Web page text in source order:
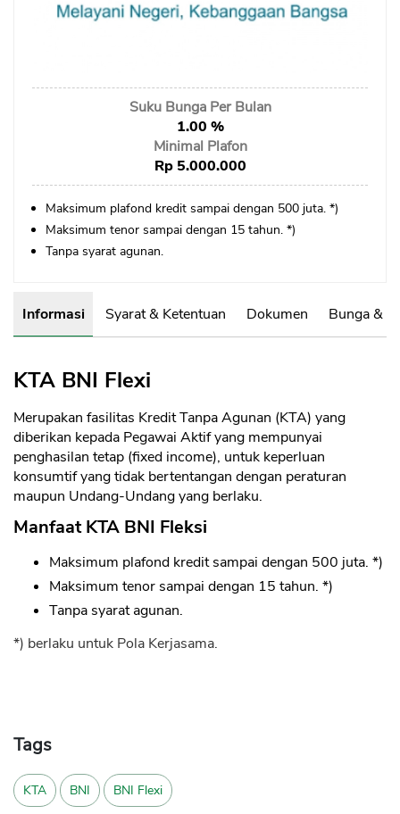
Sekuritas Saham
Assets Crypto
Asuransi
Asuransi Jiwa
Asuransi Kesehatan
Suku Bunga Per Bulan
1.00 %
Minimal Plafon
Rp 5.000.000
Maksimum plafond kredit sampai dengan 500 juta. *)
Maksimum tenor sampai dengan 15 tahun. *)
Tanpa syarat agunan.
Informasi Syarat & Ketentuan Dokumen Bunga &
KTA BNI Flexi
Merupakan fasilitas Kredit Tanpa Agunan (KTA) yang
diberikan kepada Pegawai Aktif yang mempunyai
penghasilan tetap (fixed income), untuk keperluan
konsumtif yang tidak bertentangan dengan peraturan
maupun Undang-Undang yang berlaku.
Manfaat KTA BNI Fleksi
Maksimum plafond kredit sampai dengan 500 juta. *)
Maksimum tenor sampai dengan 15 tahun. *)
Tanpa syarat agunan.
*) berlaku untuk Pola Kerjasama.
Tags
KTA BNI BNI Flexi